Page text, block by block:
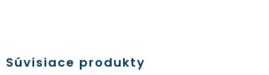
Súvisiace produkty